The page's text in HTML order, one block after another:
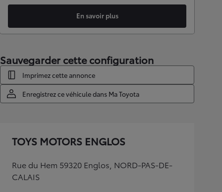
En savoir plus
Sauvegarder cette configuration
Imprimez cette annonce
Enregistrez ce véhicule dans Ma Toyota
TOYS MOTORS ENGLOS
Rue du Hem 59320 Englos, NORD-PAS-DE-
CALAIS